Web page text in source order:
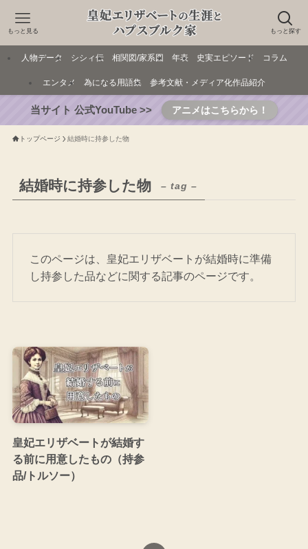
もっと探す
もっと見る
人物データ シシィ伝 相関図/家系図 年表 史実エピソード コラム
エンタメ 為になる用語集 参考文献・メディア化作品紹介
当サイト 公式YouTube >> アニメはこちらから！
トップページ 結婚時に持参した物
結婚時に持参した物 – tag –
このページは、皇妃エリザベートが結婚時に準備
し持参した品などに関する記事のページです。
皇妃エリザベートが結婚す
る前に用意したもの（持参
品/トルソー）